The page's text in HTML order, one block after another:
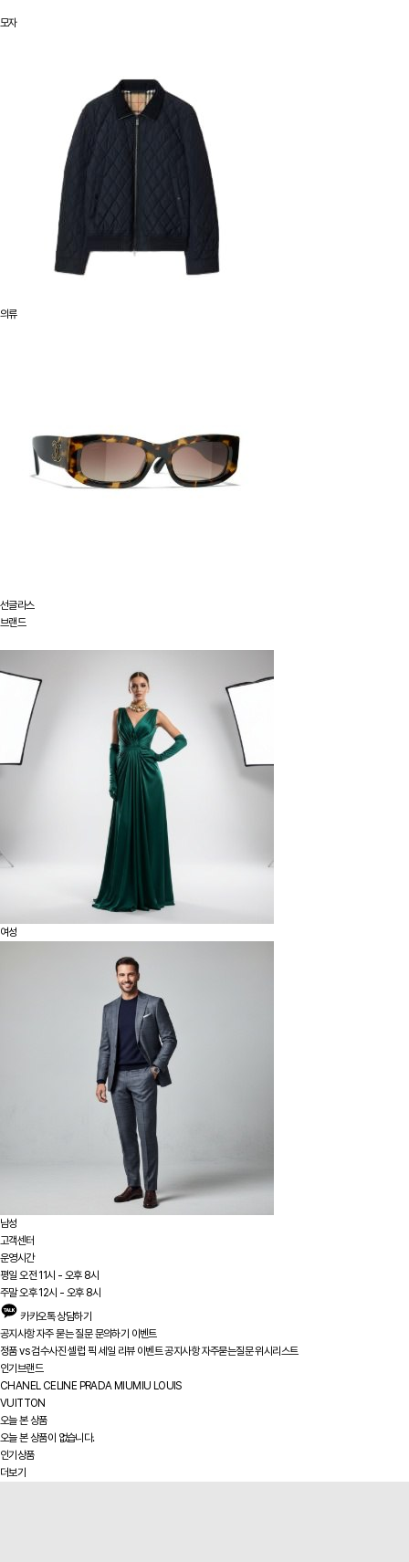
모자
의류
선글라스
브랜드
여성
남성
고객센터
운영시간
평일 오전 11시 - 오후 8시
주말 오후 12시 - 오후 8시
카카오톡 상담하기
공지사항자주 묻는 질문문의하기 이벤트
정품 vs검수사진셀럽 픽 세일 리뷰 이벤트공지사항 자주묻는질문위시리스트
인기브랜드
CHANEL CELINE PRADA MIUMIU LOUIS
VUITTON
오늘 본 상품
오늘 본 상품이 없습니다.
인기상품
더보기